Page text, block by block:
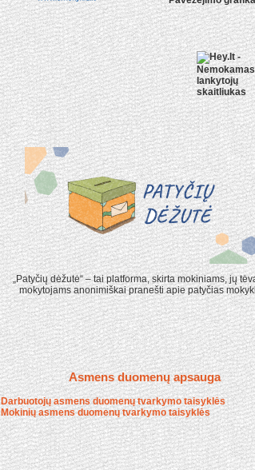
„Patyčių dėžutė“ – tai platforma, skirta mokiniams, jų
mokytojams anonimiškai pranešti apie patyčias
Asmens duomenų apsauga
Darbuotojų asmens duomenų tvarkymo taisyklės
Mokinių asmens duomenų tvarkymo taisyklės